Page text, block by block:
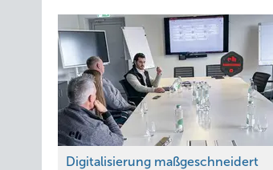
Digitalisierung maßgesch neidert